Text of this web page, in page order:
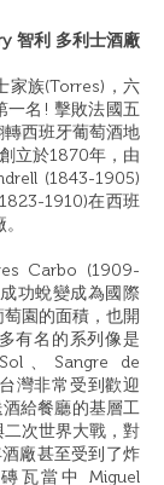
智利 多利士酒廠
家族(Torres)，六
一名! 擊敗法國五
西班牙葡萄酒地
立於1870年，由
(1843-1905)
1910)在西班
Carbo (1909-
功蛻變成為國際
園的面積，也開
有名的系列像是
、Sangre de
灣非常受到歡迎
給餐廳的基層工
次世界大戰，對
廠甚至受到了炸
瓦當中 Miguel